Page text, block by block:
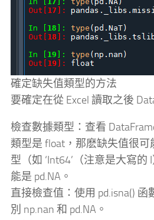
確定缺失值類型的方法
要確定在從 Excel 讀取之後
檢查數據類型：查看
類型是 float，那麽缺失值很可
型（如 ‘Int64’（注意是大寫
能是 pd.NA。
直接檢查值：使用 pd.isna()
別 np.nan 和 pd.NA。